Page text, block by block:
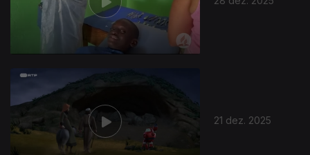
21 dez. 2025